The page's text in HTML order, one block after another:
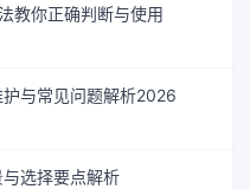
教你正确判断与使用
与常见问题解析2026
选择要点解析